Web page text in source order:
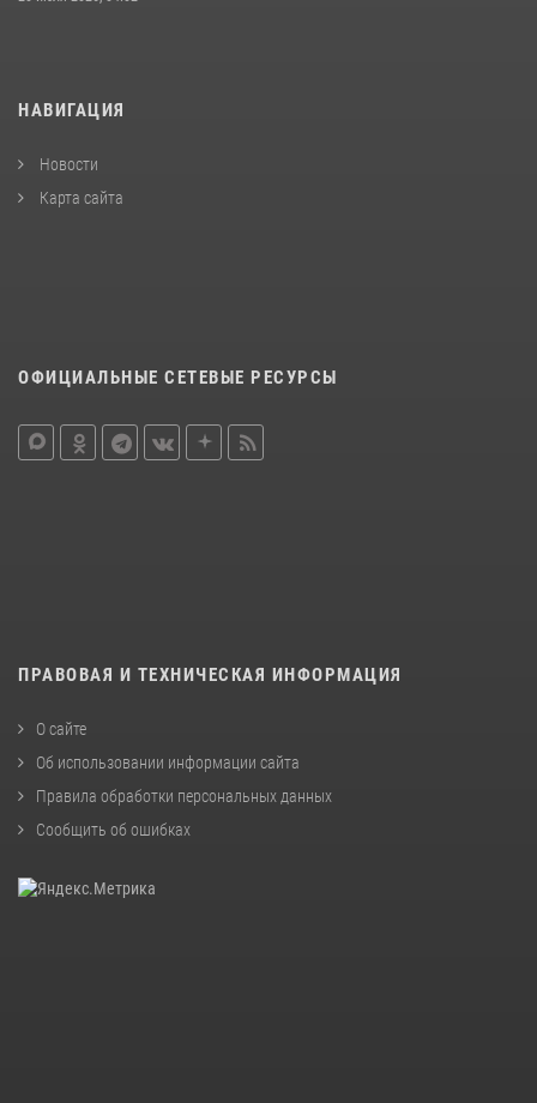
НАВИГАЦИЯ
Новости
Карта сайта
ОФИЦИАЛЬНЫЕ СЕТЕВЫЕ РЕСУРСЫ
ПРАВОВАЯ И ТЕХНИЧЕСКАЯ ИНФОРМАЦИЯ
О сайте
Об использовании информации сайта
Правила обработки персональных данных
Сообщить об ошибках